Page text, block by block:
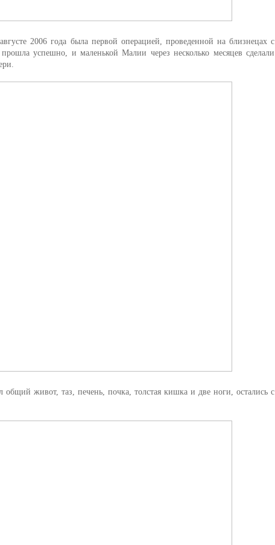
2006 года была первой операцией, проведенной на близнецах с
успешно, и маленькой Малии через несколько месяцев сделали
общий живот, таз, печень, почка, толстая кишка и две ноги, остались с